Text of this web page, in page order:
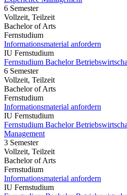
6 Semester
Vollzeit, Teilzeit
Bachelor of Arts
Fernstudium
Informationsmaterial anfordern
IU Fernstudium
Fernstudium Bachelor
6 Semester
Vollzeit, Teilzeit
Bachelor of Arts
Fernstudium
Informationsmaterial anfordern
IU Fernstudium
Fernstudium Bachelor
Management
3 Semester
Vollzeit, Teilzeit
Bachelor of Arts
Fernstudium
Informationsmaterial anfordern
IU Fernstudium